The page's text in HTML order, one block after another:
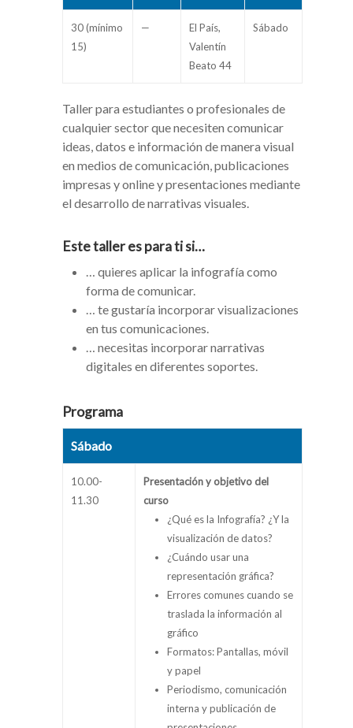
30 (mínimo
15)
—
El País,
Valentín
Beato 44
Sábado
Taller para estudiantes o profesionales de
cualquier sector que necesiten comunicar
ideas, datos e información de manera visual
en medios de comunicación, publicaciones
impresas y online y presentaciones mediante
el desarrollo de narrativas visuales.
Este taller es para ti si…
… quieres aplicar la infografía como
forma de comunicar.
… te gustaría incorporar visualizaciones
en tus comunicaciones.
… necesitas incorporar narrativas
digitales en diferentes soportes.
Programa
Sábado
10.00-
11.30
Presentación y objetivo del
curso
¿Qué es la Infografía? ¿Y la
visualización de datos?
¿Cuándo usar una
representación gráfica?
Errores comunes cuando se
traslada la información al
gráfico
Formatos: Pantallas, móvil
y papel
Periodismo, comunicación
interna y publicación de